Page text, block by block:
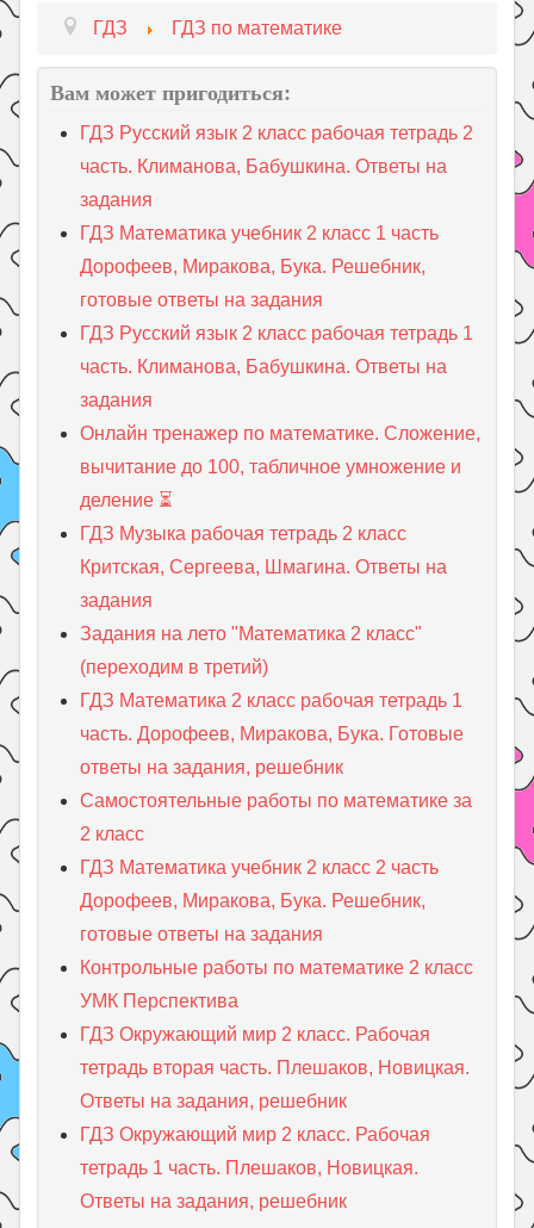
ГДЗ ГДЗ по математике
Вам может пригодиться:
ГДЗ Русский язык 2 класс рабочая тетрадь 2
часть. Климанова, Бабушкина. Ответы на
задания
ГДЗ Математика учебник 2 класс 1 часть
Дорофеев, Миракова, Бука. Решебник,
готовые ответы на задания
ГДЗ Русский язык 2 класс рабочая тетрадь 1
часть. Климанова, Бабушкина. Ответы на
задания
Онлайн тренажер по математике. Сложение,
вычитание до 100, табличное умножение и
деление ⏳
ГДЗ Музыка рабочая тетрадь 2 класс
Критская, Сергеева, Шмагина. Ответы на
задания
Задания на лето "Математика 2 класс"
(переходим в третий)
ГДЗ Математика 2 класс рабочая тетрадь 1
часть. Дорофеев, Миракова, Бука. Готовые
ответы на задания, решебник
Самостоятельные работы по математике за
2 класс
ГДЗ Математика учебник 2 класс 2 часть
Дорофеев, Миракова, Бука. Решебник,
готовые ответы на задания
Контрольные работы по математике 2 класс
УМК Перспектива
ГДЗ Окружающий мир 2 класс. Рабочая
тетрадь вторая часть. Плешаков, Новицкая.
Ответы на задания, решебник
ГДЗ Окружающий мир 2 класс. Рабочая
тетрадь 1 часть. Плешаков, Новицкая.
Ответы на задания, решебник